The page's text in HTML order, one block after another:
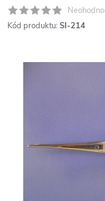
Kód produktu: SI-214